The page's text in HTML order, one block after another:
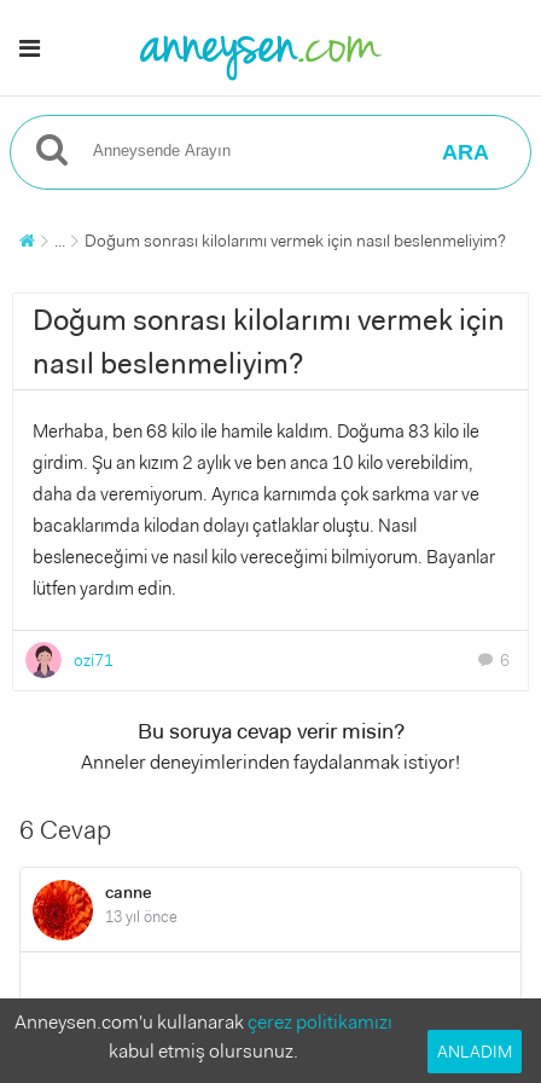
ARA
... Doğum sonrası kilolarımı vermek için nasıl beslenmeliyim?
Doğum sonrası kilolarımı vermek için
nasıl beslenmeliyim?
Merhaba, ben 68 kilo ile hamile kaldım. Doğuma 83 kilo ile
girdim. Şu an kızım 2 aylık ve ben anca 10 kilo verebildim,
daha da veremiyorum. Ayrıca karnımda çok sarkma var ve
bacaklarımda kilodan dolayı çatlaklar oluştu. Nasıl
besleneceğimi ve nasıl kilo vereceğimi bilmiyorum. Bayanlar
lütfen yardım edin.
ozi71 chat 6
Bu soruya cevap verir misin?
Anneler deneyimlerinden faydalanmak istiyor!
6 Cevap
canne
13 yıl önce
Emzirmeye devam edin göreceksiniz zamanla kilo
vereceksiniz.Emziriyorum diye de aşırı yemeyin çünkü
Anneysen.com'u kullanarakçerez politikamızı
kabul etmiş olursunuz.
ANLADIM